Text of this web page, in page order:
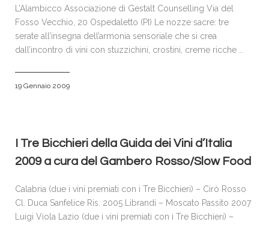
L’Alambicco Associazione di Gestalt Counselling Via del
Fosso Vecchio, 20 Ospedaletto (PI) Le nozze sacre: tre
serate all’insegna dell’armonia sensoriale che si crea
dall’incontro di vini con stuzzichini, crostini, creme ricche …
19 Gennaio 2009
I Tre Bicchieri della Guida dei Vini d’Italia
2009 a cura del Gambero Rosso/Slow Food
Calabria (due i vini premiati con i Tre Bicchieri) – Cirò Rosso
Cl. Duca Sanfelice Ris. 2005 Librandi – Moscato Passito 2007
Luigi Viola Lazio (due i vini premiati con i Tre Bicchieri) –